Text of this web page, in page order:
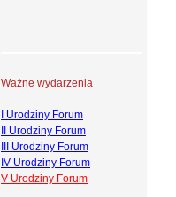
Ważne wydarzenia
I Urodziny Forum
II Urodziny Forum
III Urodziny Forum
IV Urodziny Forum
V Urodziny Forum